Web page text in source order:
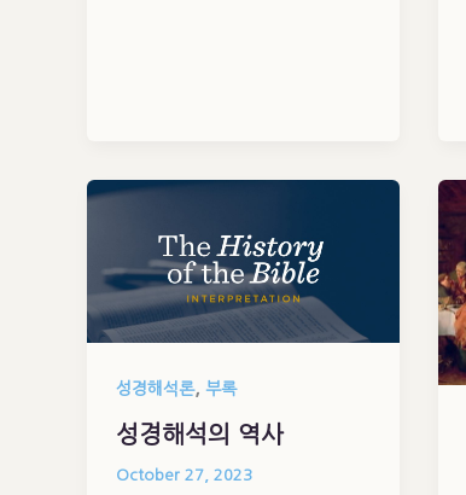
성경해석론, 부록
성경해석의 역사
October 27, 2023